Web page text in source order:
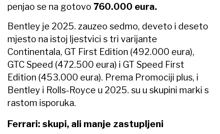
penjao se na gotovo 760.000 eura.
Bentley je 2025. zauzeo sedmo, deveto i deseto
mjesto na istoj ljestvici s tri varijante
Continentala, GT First Edition (492.000 eura),
GTC Speed (472.500 eura) i GT Speed First
Edition (453.000 eura). Prema Promociji plus, i
Bentley i Rolls-Royce u 2025. su u skupini marki s
rastom isporuka.
Ferrari: skupi, ali manje zastupljeni